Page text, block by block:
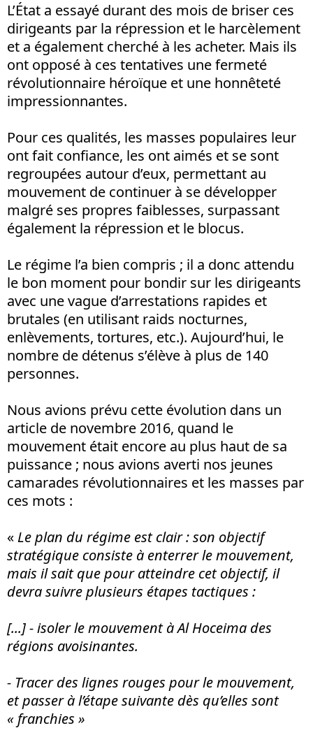
L’État a essayé durant des mois de briser ces
dirigeants par la répression et le harcèlement
et a également cherché à les acheter. Mais ils
ont opposé à ces tentatives une fermeté
révolutionnaire héroïque et une honnêteté
impressionnantes.
Pour ces qualités, les masses populaires leur
ont fait confiance, les ont aimés et se sont
regroupées autour d’eux, permettant au
mouvement de continuer à se développer
malgré ses propres faiblesses, surpassant
également la répression et le blocus.
Le régime l’a bien compris ; il a donc attendu
le bon moment pour bondir sur les dirigeants
avec une vague d’arrestations rapides et
brutales (en utilisant raids nocturnes,
enlèvements, tortures, etc.). Aujourd’hui, le
nombre de détenus s’élève à plus de 140
personnes.
Nous avions prévu cette évolution dans un
article de novembre 2016, quand le
mouvement était encore au plus haut de sa
puissance ; nous avions averti nos jeunes
camarades révolutionnaires et les masses par
ces mots :
« Le plan du régime est clair : son objectif
stratégique consiste à enterrer le mouvement,
mais il sait que pour atteindre cet objectif, il
devra suivre plusieurs étapes tactiques :
[...] - isoler le mouvement à Al Hoceima des
régions avoisinantes.
- Tracer des lignes rouges pour le mouvement,
et passer à l’étape suivante dès qu’elles sont
« franchies »